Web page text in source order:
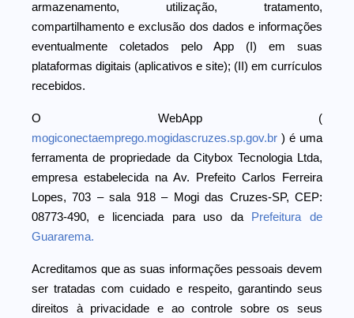
armazenamento, utilização, tratamento,
compartilhamento e exclusão dos dados e informações
eventualmente coletados pelo App (I) em suas
plataformas digitais (aplicativos e site); (II) em currículos
recebidos.
O WebApp (
mogiconectaemprego.mogidascruzes.sp.gov.br ) é uma
ferramenta de propriedade da Citybox Tecnologia Ltda,
empresa estabelecida na Av. Prefeito Carlos Ferreira
Lopes, 703 – sala 918 – Mogi das Cruzes-SP, CEP:
08773-490, e licenciada para uso da Prefeitura de
Guararema.
Acreditamos que as suas informações pessoais devem
ser tratadas com cuidado e respeito, garantindo seus
direitos à privacidade e ao controle sobre os seus